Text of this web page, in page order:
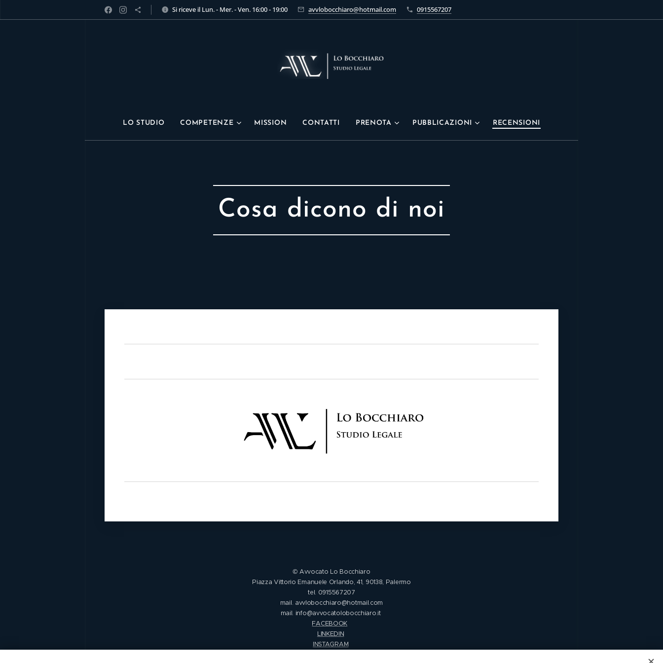
Si riceve il Lun. - Mer. - Ven. 16:00 - 19:00 avvlobocchiaro@hotmail.com 0915567207
LO STUDIO COMPETENZE MISSION CONTATTI PRENOTA PUBBLICAZIONI RECENSIONI
Cosa dicono di noi
© Avvocato Lo Bocchiaro
Piazza Vittorio Emanuele Orlando, 41, 90138, Palermo
tel. 0915567207
mail. avvlobocchiaro@hotmail.com
mail. info@avvocatolobocchiaro.it
FACEBOOK
LINKEDIN
INSTAGRAM